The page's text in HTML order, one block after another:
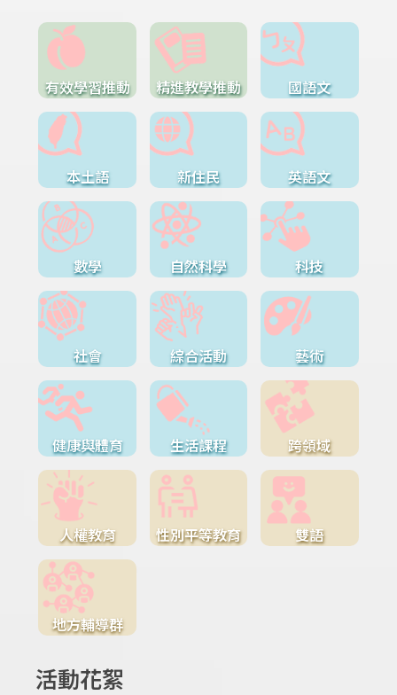
有效學習推動 精進教學推動 國語文
本土語 新住民 英語文
數學 自然科學 科技
社會 綜合活動 藝術
健康與體育 生活課程 跨領域
人權教育 性別平等教育 雙語
地方輔導群
活動花絮